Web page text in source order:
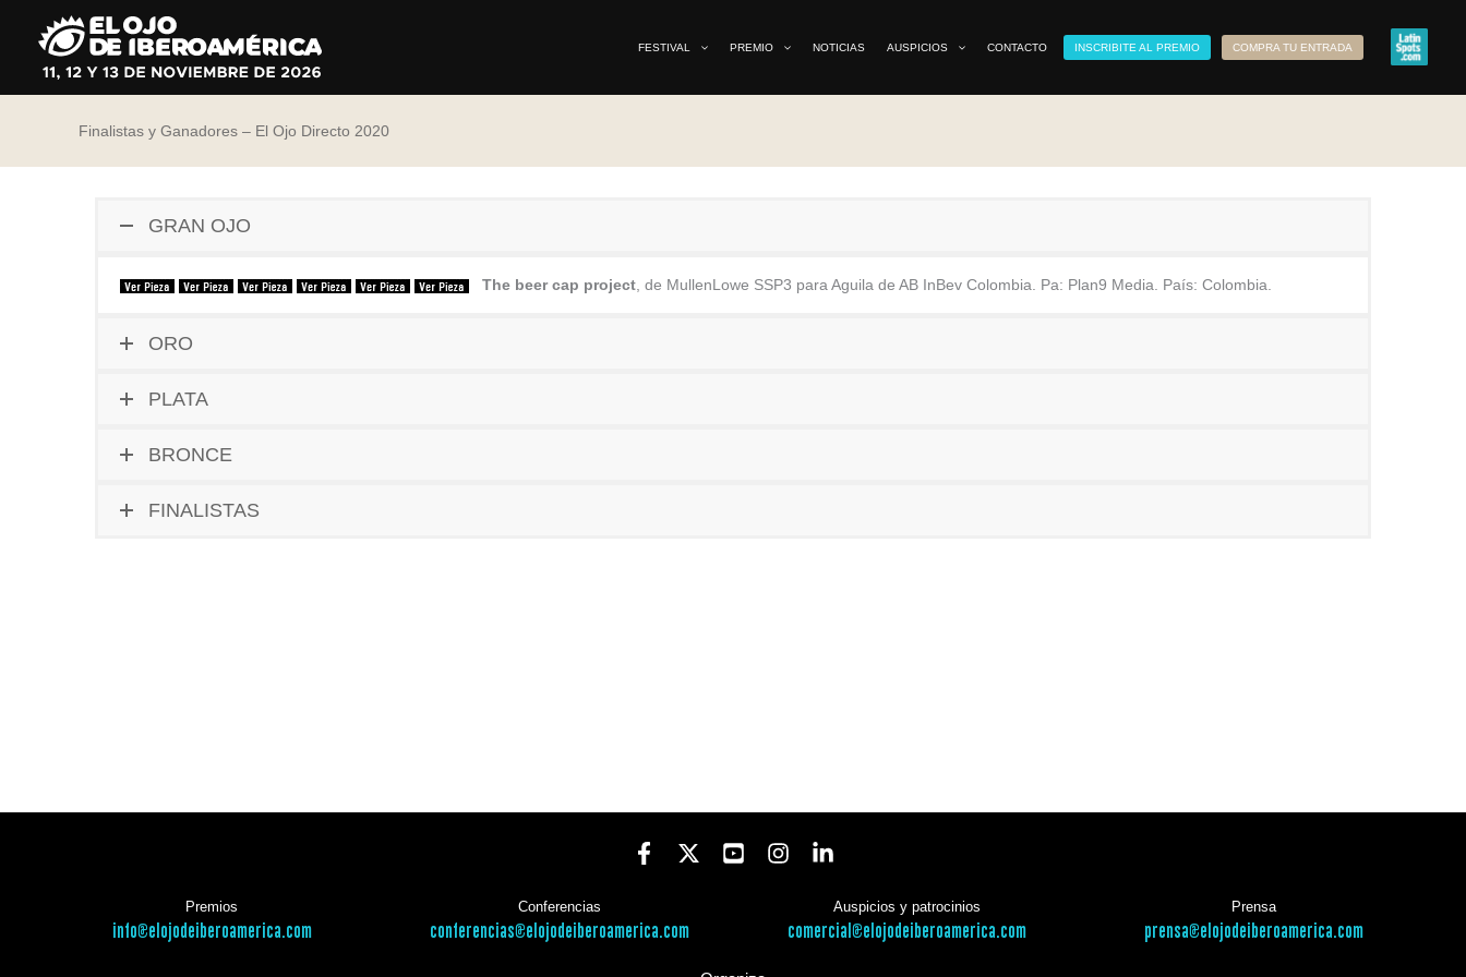
contenido
FESTIVAL PREMIO NOTICIAS AUSPICIOS CONTACTO INSCRIBITE AL PREMIO COMPRA TU ENTRADA
Finalistas y Ganadores – El Ojo Directo 2020
GRAN OJO
The beer cap project , de MullenLowe SSP3 para Aguila de AB InBev Colombia. Pa: Plan9 Media. País: Colombia.
ORO
PLATA
BRONCE
FINALISTAS
Premios
info@elojodeiberoamerica.com
Conferencias
conferencias@elojodeiberoamerica.com
Auspicios y patrocinios
comercial@elojodeiberoamerica.com
Prensa
prensa@elojodeiberoamerica.com